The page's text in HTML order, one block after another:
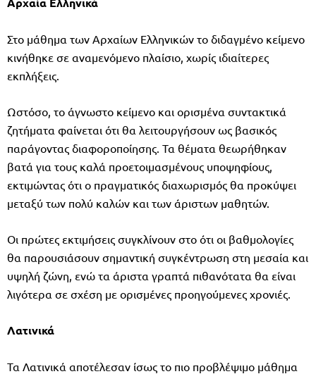
Στο μάθημα των Αρχαίων Ελληνικών το διδαγμένο κείμενο
κινήθηκε σε αναμενόμενο πλαίσιο, χωρίς ιδιαίτερες
εκπλήξεις.
Ωστόσο, το άγνωστο κείμενο και ορισμένα συντακτικά
ζητήματα φαίνεται ότι θα λειτουργήσουν ως βασικός
παράγοντας διαφοροποίησης. Τα θέματα θεωρήθηκαν
βατά για τους καλά προετοιμασμένους υποψηφίους,
εκτιμώντας ότι ο πραγματικός διαχωρισμός θα προκύψει
μεταξύ των πολύ καλών και των άριστων μαθητών.
Οι πρώτες εκτιμήσεις συγκλίνουν στο ότι οι βαθμολογίες
θα παρουσιάσουν σημαντική συγκέντρωση στη μεσαία και
υψηλή ζώνη, ενώ τα άριστα γραπτά πιθανότατα θα είναι
λιγότερα σε σχέση με ορισμένες προηγούμενες χρονιές.
Λατινικά
Τα Λατινικά αποτέλεσαν ίσως το πιο προβλέψιμο μάθημα